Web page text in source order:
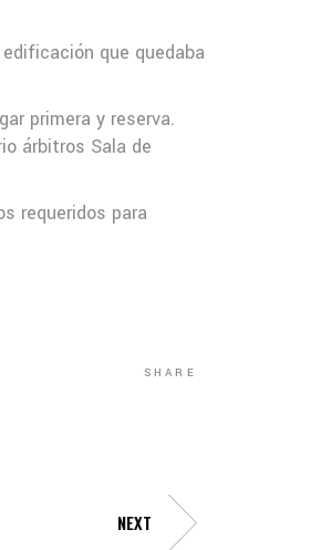
que quedaba
primera y reserva.
árbitros Sala de
requeridos para
SHARE
NEXT